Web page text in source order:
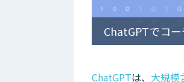
ChatGPTでコ
ChatGPTは、 大規模